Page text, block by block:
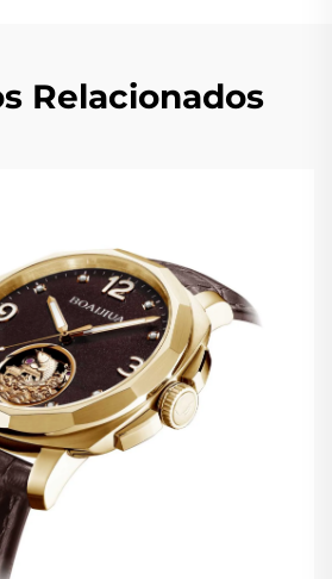
Relacionados